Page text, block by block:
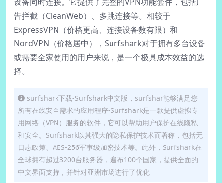
告拦截（CleanWeb）、多跳连接等。相较于
ExpressVPN（价格更高、连接设备数有限）和
NordVPN（价格居中），Surfshark对于拥有多台设备
或需要全家使用的用户来说，是一个极具成本效益的选
择。
surfshark下载-Surfshark中文版，surfshar能够满足您
所有在线安全需求的应用程序-Surfshark是一款提供虚拟专
用网络（VPN）服务的软件，它可以帮助用户保护在线隐私
和安全。Surfshark以其强大的隐私保护技术而著称，包括无
日志政策、AES-256军事级加密技术等。此外，Surfshark在
全球拥有超过3200台服务器，遍布100个国家，提供全面的
中文界面支持，并针对亚洲市场进行了优化